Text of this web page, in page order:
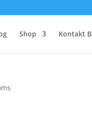
Shop Kontakt